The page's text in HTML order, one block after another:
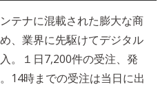
テナに混載された膨大な商
、業界に先駆けてデジタル
。１日7,200件の受注、発
14時までの受注は当日に出